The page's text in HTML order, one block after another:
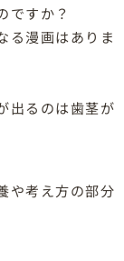
ですか？
る漫画はありま
出るのは歯茎が
や考え方の部分